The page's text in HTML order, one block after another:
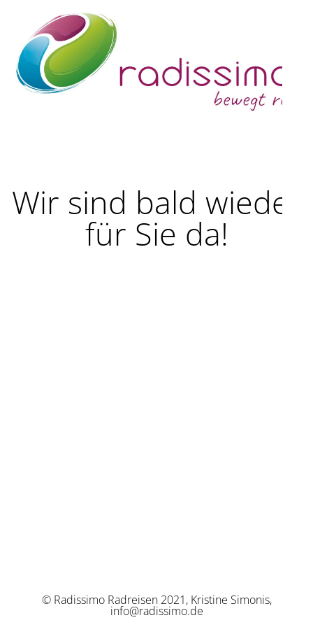
Wir sind bald wieder
für Sie da!
© Radissimo Radreisen 2021, Kristine Simonis,
info@radissimo.de